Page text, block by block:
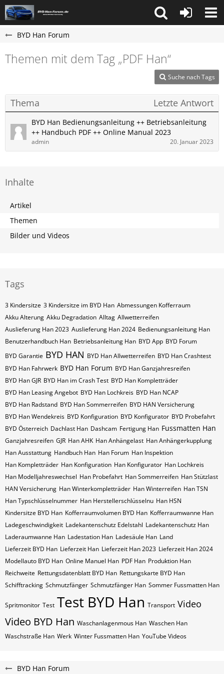
BYD Han Forum
Themen mit dem Tag „PDF Han“
Suche nach Tags
Thema Letzte Antwort
BYD ​Han Bedienungsanleitung ++ Betriebsanleitung
++ Handbuch PDF ++ Online Manual 2023
admin 20. Januar 2023
Inhalte
Artikel
Themen
Bilder und Videos
Tags
3 Kindersitze 3 Kindersitze im BYD Han Abmessungen Kofferraum
Akku Alterung Akku Degradation Alltag Allwetterreifen
Auslieferung Han 2023 Auslieferung Han 2024 Bedienungsanleitung Han
Benutzerhandbuch Han Betriebsanleitung Han BYD App BYD Forum
BYD Garantie BYD HAN BYD Han Allwetterreifen BYD Han Crashtest
BYD Han Fahrwerk BYD Han Forum BYD Han Ganzjahresreifen
BYD Han GJR BYD Han im Crash Test BYD Han Kompletträder
BYD Han Leasing Angebot BYD Han Lochkreis BYD Han NCAP
BYD Han Radstand BYD Han Sommerreifen BYD HAN Versicherung
BYD Han Wendekreis BYD Konfiguration BYD Konfigurator BYD Probefahrt
BYD Österreich Dachlast Han Dashcam Fertigung Han Fussmatten Han
Ganzjahresreifen GJR Han AHK Han Anhängelast Han Anhängerkupplung
Han Ausstattung Handbuch Han Han Forum Han Inspektion
Han Kompletträder Han Konfiguration Han Konfigurator Han Lochkreis
Han Modelljahreswechsel Han Probefahrt Han Sommerreifen Han Stützlast
HAN Versicherung Han Winterkompletträder Han Winterreifen Han​​​​ TSN
Han​​​​ Typschlüsselnummer Han​​​​​ Herstellerschlüsselnu Han​​​​​ HSN
Kindersitze BYD Han Kofferraumvolumen BYD Han Kofferraumwanne Han
Ladegeschwindigkeit Ladekantenschutz Edelstahl Ladekantenschutz Han
Laderaumwanne Han Ladestation Han Ladesäule Han Land
Lieferzeit BYD Han Lieferzeit Han Lieferzeit Han 2023 Lieferzeit Han 2024
Modellauto BYD Han Online Manuel Han PDF Han Produktion Han
Reichweite Rettungsdatenblatt BYD Han Rettungskarte BYD Han
Schifftracking Schmutzfänger Schmutzfänger Han Sommer Fussmatten Han
Spritmonitor Test Test BYD Han Transport Video
Video BYD Han Waschanlagenmous Han Waschen Han
Waschstraße Han Werk Winter Fussmatten Han YouTube Videos
BYD Han Forum